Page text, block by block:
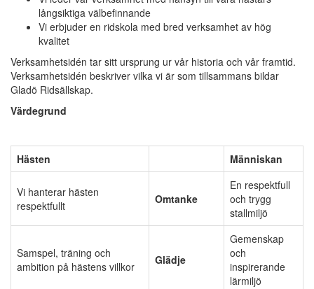
långsiktiga välbefinnande
Vi erbjuder en ridskola med bred verksamhet av hög
kvalitet
Verksamhetsidén tar sitt ursprung ur vår historia och vår framtid.
Verksamhetsidén beskriver vilka vi är som tillsammans bildar
Gladö Ridsällskap.
Värdegrund
Hästen Människan
Vi hanterar hästen
respektfullt
Omtanke
En respektfull
och trygg
stallmiljö
Samspel, träning och
ambition på hästens villkor
Glädje
Gemenskap
och
inspirerande
lärmiljö